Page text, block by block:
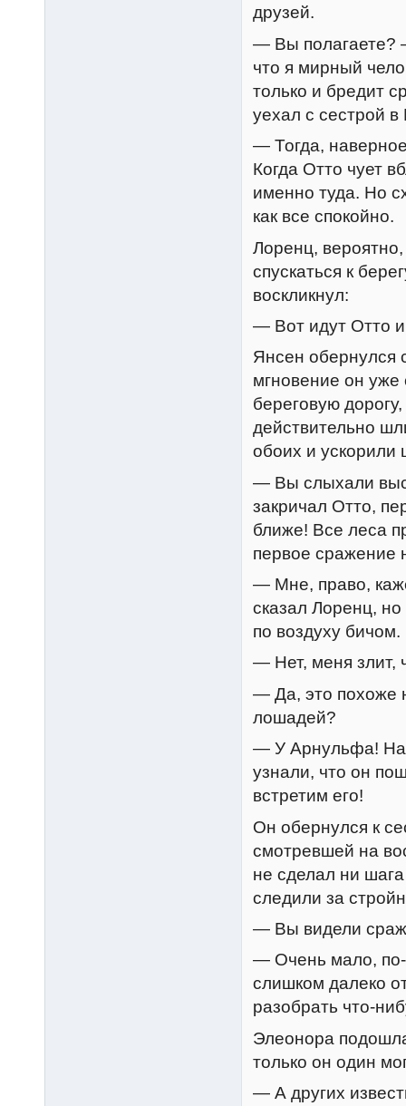
друзей.
— Вы полагаете?
что я мирный
только и бредит
уехал с сестрой
— Тогда,
Когда Отто чует
именно туда. Но
как все спокойно.
Лоренц,
спускаться к
воскликнул:
— Вот идут Отто
Янсен обернулся
мгновение он уже
береговую
действительно
обоих и ускорили
— Вы слыхали
закричал Отто,
ближе! Все леса
первое сражение
— Мне, право,
сказал Лоренц,
по воздуху бичом.
— Нет, меня злит,
— Да, это похоже
лошадей?
— У Арнульфа! На
узнали, что он
встретим его!
Он обернулся к
смотревшей на
не сделал ни
следили за
— Вы видели
— Очень мало, по-
слишком далеко
разобрать что-
Элеонора
только он один
— А других